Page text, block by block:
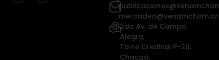
2da Av. de Campo
Alegre,
Torre Credival P-20,
Chacao,